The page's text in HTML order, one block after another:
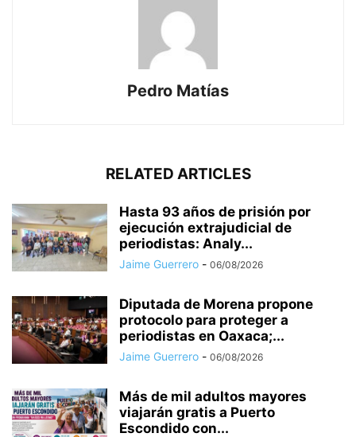
Pedro Matías
RELATED ARTICLES
Hasta 93 años de prisión por
ejecución extrajudicial de
periodistas: Analy...
Jaime Guerrero - 06/08/2026
Diputada de Morena propone
protocolo para proteger a
periodistas en Oaxaca;...
Jaime Guerrero - 06/08/2026
Más de mil adultos mayores
viajarán gratis a Puerto
Escondido con...